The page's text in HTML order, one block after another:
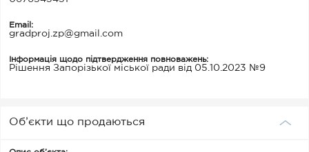
Email:
gradproj.zp@gmail.com
Інформація щодо підтвердження повноважень:
Рішення Запорізької міської ради від 05.10.2023 №9
Об’єкти що продаються